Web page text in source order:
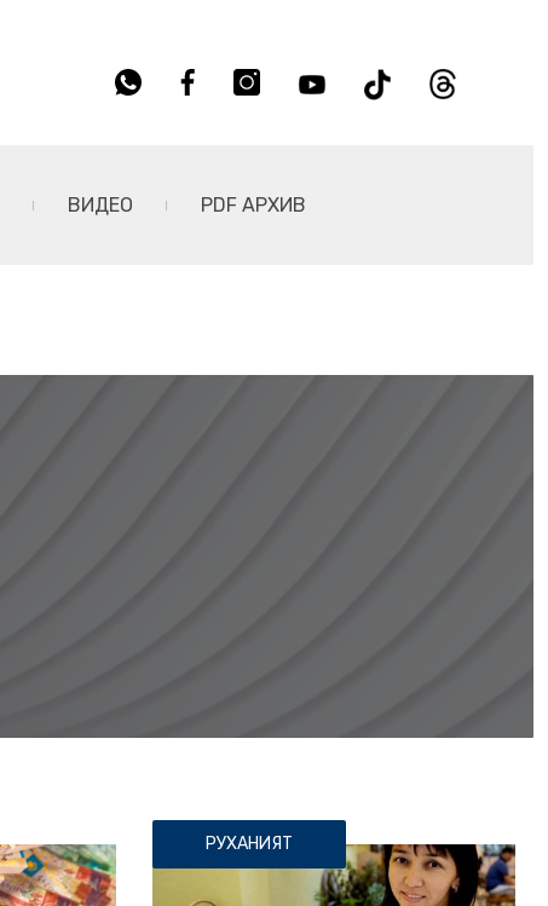
ВИДЕО PDF АРХИВ
РУХАНИЯТ